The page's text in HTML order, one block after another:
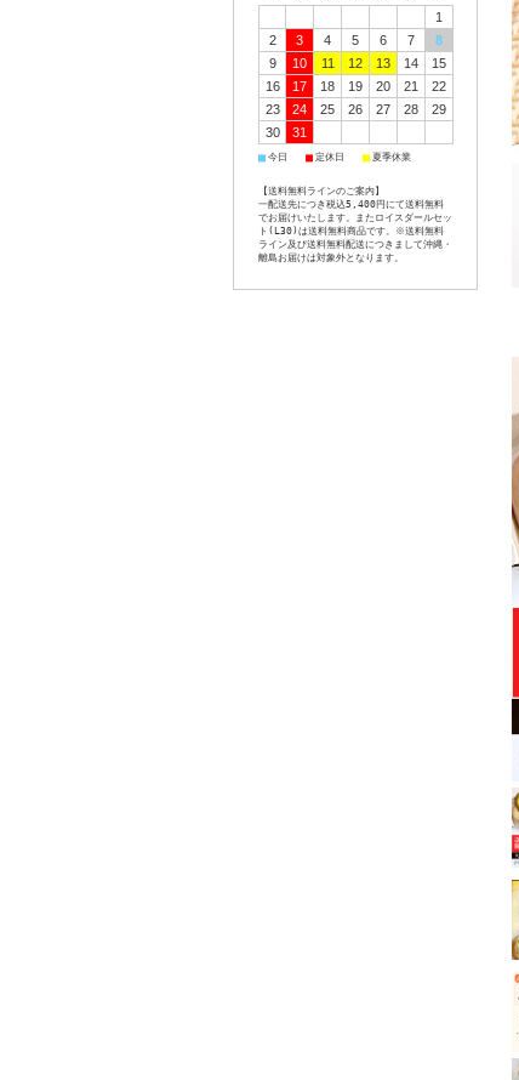
1
2
3 4 5 6 7
8
9
10 11 12 13 14
15
16
17 18 19 20 21
22
23
24 25 26 27 28
29
30
31
■ 今日 ■ 定休日 ■ 夏季休業
【送料無料ラインのご案内】
一配送先につき税込5,400円にて送料無料
でお届けいたします。またロイスダールセッ
ト(L30)は送料無料商品です。※送料無料
ライン及び送料無料配送につきまして沖縄・
離島お届けは対象外となります。